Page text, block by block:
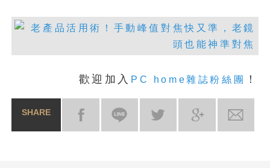
歡迎加入 PC home雜誌粉絲團 ！
SHARE